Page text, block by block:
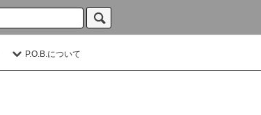
P.O.B.について